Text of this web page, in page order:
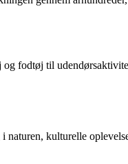
fodtøj til
kulturelle